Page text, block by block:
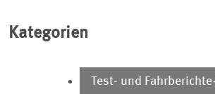
Kategorien
Test- und Fahrberichte